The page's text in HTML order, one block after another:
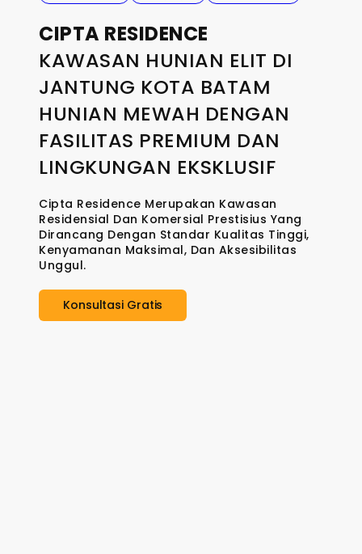
CIPTA RESIDENCE
KAWASAN HUNIAN ELIT DI
JANTUNG KOTA BATAM
HUNIAN MEWAH DENGAN
FASILITAS PREMIUM DAN
LINGKUNGAN EKSKLUSIF
Cipta Residence Merupakan Kawasan
Residensial Dan Komersial Prestisius Yang
Dirancang Dengan Standar Kualitas Tinggi,
Kenyamanan Maksimal, Dan Aksesibilitas
Unggul.
Konsultasi Gratis